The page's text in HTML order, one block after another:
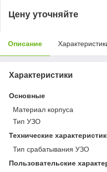
Цену уточняйте
Описание
Характеристики
Основные
Материал корпуса
Тип УЗО
Технические
Тип срабатывания УЗО
Пользовательские